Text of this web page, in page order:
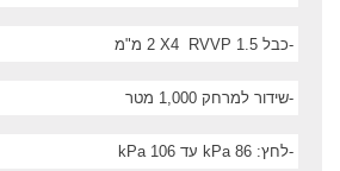
-כבל RVVP 1.5
2 X4 מ"מ
-שידור למרחק 1,000 מטר
-לחץ: 86 kPa עד 106 kPa